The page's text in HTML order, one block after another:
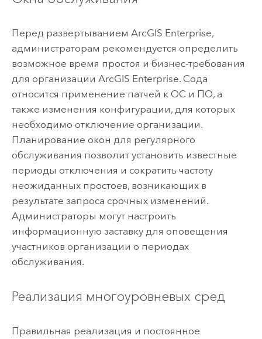
Перед развертыванием ArcGIS Enterprise,
администраторам рекомендуется определить
возможное время простоя и бизнес-требования
для организации ArcGIS Enterprise. Сода
относится применение патчей к ОС и ПО, а
также изменения конфигурации, для которых
необходимо отключение организации.
Планирование окон для регулярного
обслуживания позволит установить известные
периоды отключения и сократить частоту
неожиданных простоев, возникающих в
результате запроса срочных изменений.
Администраторы могут настроить
информационную заставку для оповещения
участников организации о периодах
обслуживания.
Реализация многоуровневых сред
Правильная реализация и постоянное